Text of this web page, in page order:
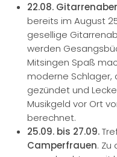
22.08.
bereits im August
gesellige
werden
Mitsingen Spaß
moderne Schlager,
gezündet und
Musikgeld vor Ort
berechnet.
25.09. bis 27.09.
Camperfrauen. Zu